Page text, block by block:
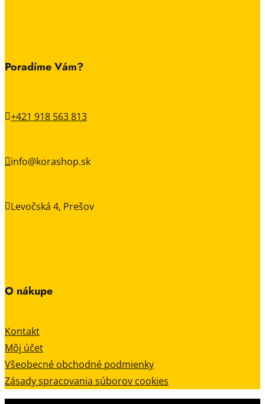
Poradíme Vám?
+421 918 563 813
info@korashop.sk
Levočská 4, Prešov
O nákupe
Kontakt
Môj účet
Všeobecné obchodné podmienky
Zásady spracovania súborov cookies